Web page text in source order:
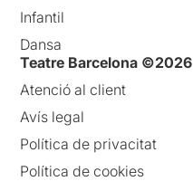
Infantil
Dansa
Teatre Barcelona ©2026
Atenció al client
Avís legal
Política de privacitat
Política de cookies